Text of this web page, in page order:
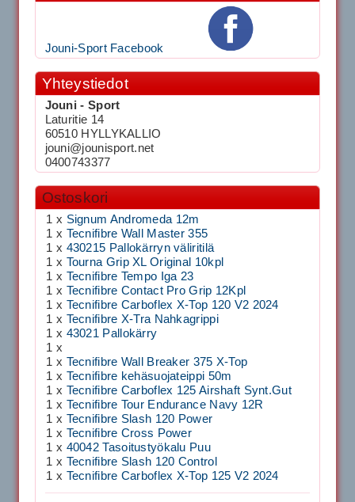
Jouni-Sport Facebook
Yhteystiedot
Jouni - Sport
Laturitie 14
60510 HYLLYKALLIO
jouni@jounisport.net
0400743377
Ostoskori
1 x Signum Andromeda 12m
1 x Tecnifibre Wall Master 355
1 x 430215 Pallokärryn väliritilä
1 x Tourna Grip XL Original 10kpl
1 x Tecnifibre Tempo Iga 23
1 x Tecnifibre Contact Pro Grip 12Kpl
1 x Tecnifibre Carboflex X-Top 120 V2 2024
1 x Tecnifibre X-Tra Nahkagrippi
1 x 43021 Pallokärry
1 x
1 x Tecnifibre Wall Breaker 375 X-Top
1 x Tecnifibre kehäsuojateippi 50m
1 x Tecnifibre Carboflex 125 Airshaft Synt.Gut
1 x Tecnifibre Tour Endurance Navy 12R
1 x Tecnifibre Slash 120 Power
1 x Tecnifibre Cross Power
1 x 40042 Tasoitustyökalu Puu
1 x Tecnifibre Slash 120 Control
1 x Tecnifibre Carboflex X-Top 125 V2 2024